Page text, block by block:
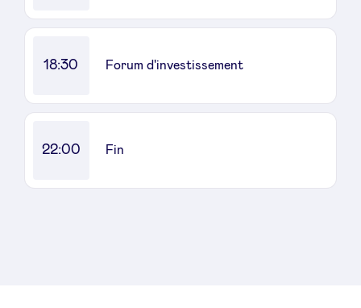
BeAngels x PMV
My Portofolio
18:30 Forum d'investissement
22:00 Fin